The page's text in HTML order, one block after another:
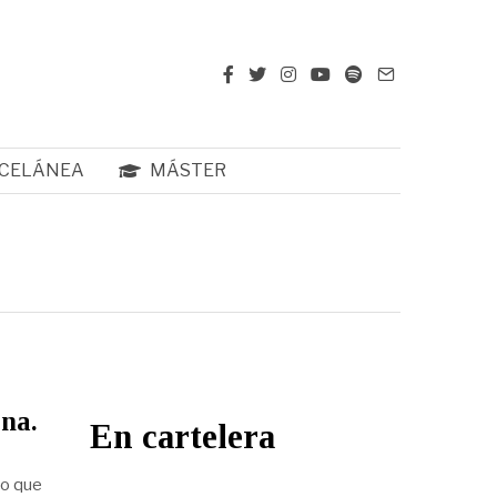
MÁSTER
que
En cartelera